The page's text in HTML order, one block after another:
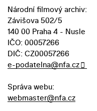
Národní filmový archiv:
Závišova 502/5
140 00 Praha 4 - Nusle
IČO: 00057266
DIČ: CZ00057266
e-podatelna@nfa.cz
Správa webu:
webmaster@nfa.cz